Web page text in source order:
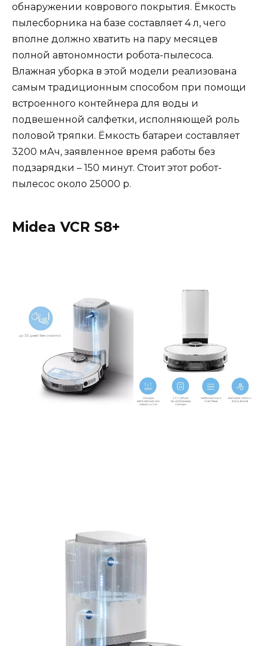
обнаружении коврового покрытия. Ёмкость
пылесборника на базе составляет 4 л, чего
вполне должно хватить на пару месяцев
полной автономности робота-пылесоса.
Влажная уборка в этой модели реализована
самым традиционным способом при помощи
встроенного контейнера для воды и
подвешенной салфетки, исполняющей роль
половой тряпки. Ёмкость батареи составляет
3200 мАч, заявленное время работы без
подзарядки – 150 минут. Стоит этот робот-
пылесос около 25000 р.
Midea VCR S8+